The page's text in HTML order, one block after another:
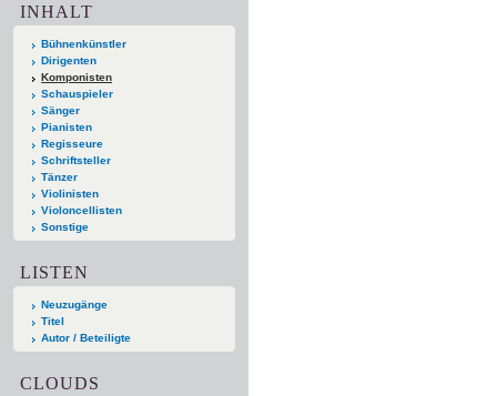
INHALT
Bühnenkünstler
Dirigenten
Komponisten
Schauspieler
Sänger
Pianisten
Regisseure
Schriftsteller
Tänzer
Violinisten
Violoncellisten
Sonstige
LISTEN
Neuzugänge
Titel
Autor / Beteiligte
CLOUDS